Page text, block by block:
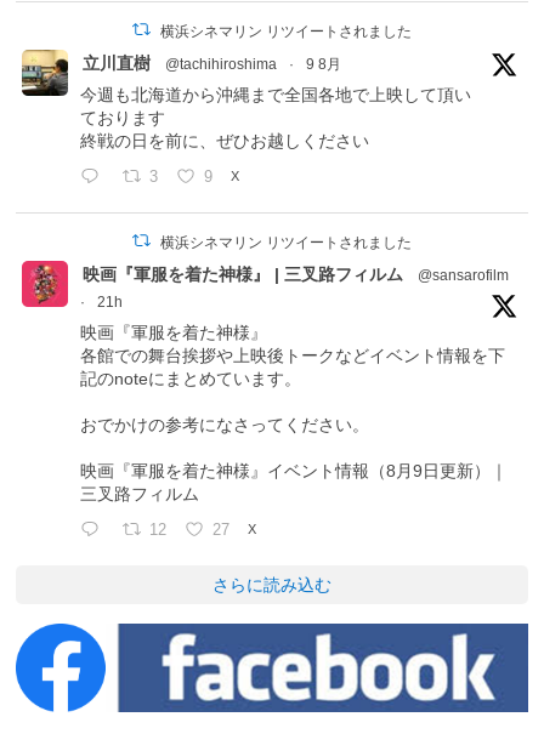
横浜シネマリン リツイートされました
立川直樹 @tachihiroshima · 9 8月
今週も北海道から沖縄まで全国各地で上映して頂い
ております
終戦の日を前に、ぜひお越しください
3 9 X
横浜シネマリン リツイートされました
映画『軍服を着た神様』 | 三叉路フィルム
@sansarofilm
·
21h
映画『軍服を着た神様』
各館での舞台挨拶や上映後トークなどイベント情報を下
記のnoteにまとめています。
おでかけの参考になさってください。
映画『軍服を着た神様』イベント情報（8月9日更新）｜
三叉路フィルム
12 27 X
さらに読み込む